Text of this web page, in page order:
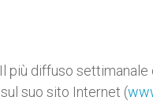
più diffuso settimanale
suo sito Internet (